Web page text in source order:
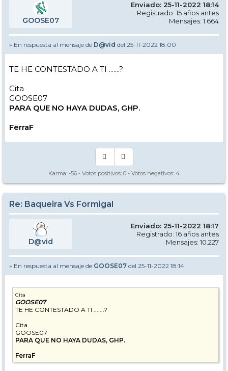
Para que no haya dudas Sr.
Frase dichos populares : "Cree el ladron que todos son de su
condicion"
GOOSE07
Enviado: 25-11-2022 18:14
Registrado: 15 años antes
Mensajes: 1.664
» En respuesta al mensaje de D@vid del 25-11-2022 18:00
TE HE CONTESTADO A TI .......?
Cita
GOOSE07
PARA QUE NO HAYA DUDAS, GHP.
FerraF
Karma: -56 - Votos positivos: 0 - Votos negativos: 4
Re: Baqueira Vs Formigal
D@vid
Enviado: 25-11-2022 18:17
Registrado: 16 años antes
Mensajes: 10.227
» En respuesta al mensaje de GOOSE07 del 25-11-2022 18:14
Cita
GOOSE07
TE HE CONTESTADO A TI .......?
Cita
GOOSE07
PARA QUE NO HAYA DUDAS, GHP.
FerraF